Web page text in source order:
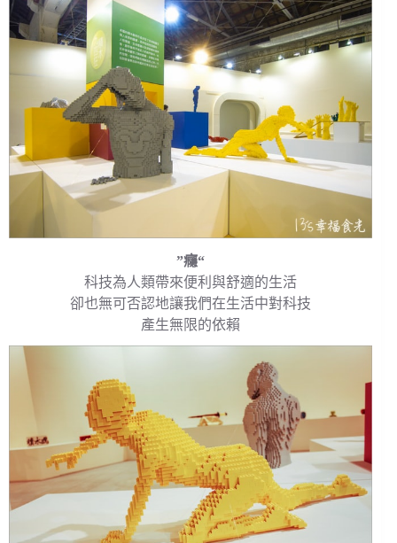
”癮“
科技為人類帶來便利與舒適的生活
卻也無可否認地讓我們在生活中對科技
產生無限的依賴